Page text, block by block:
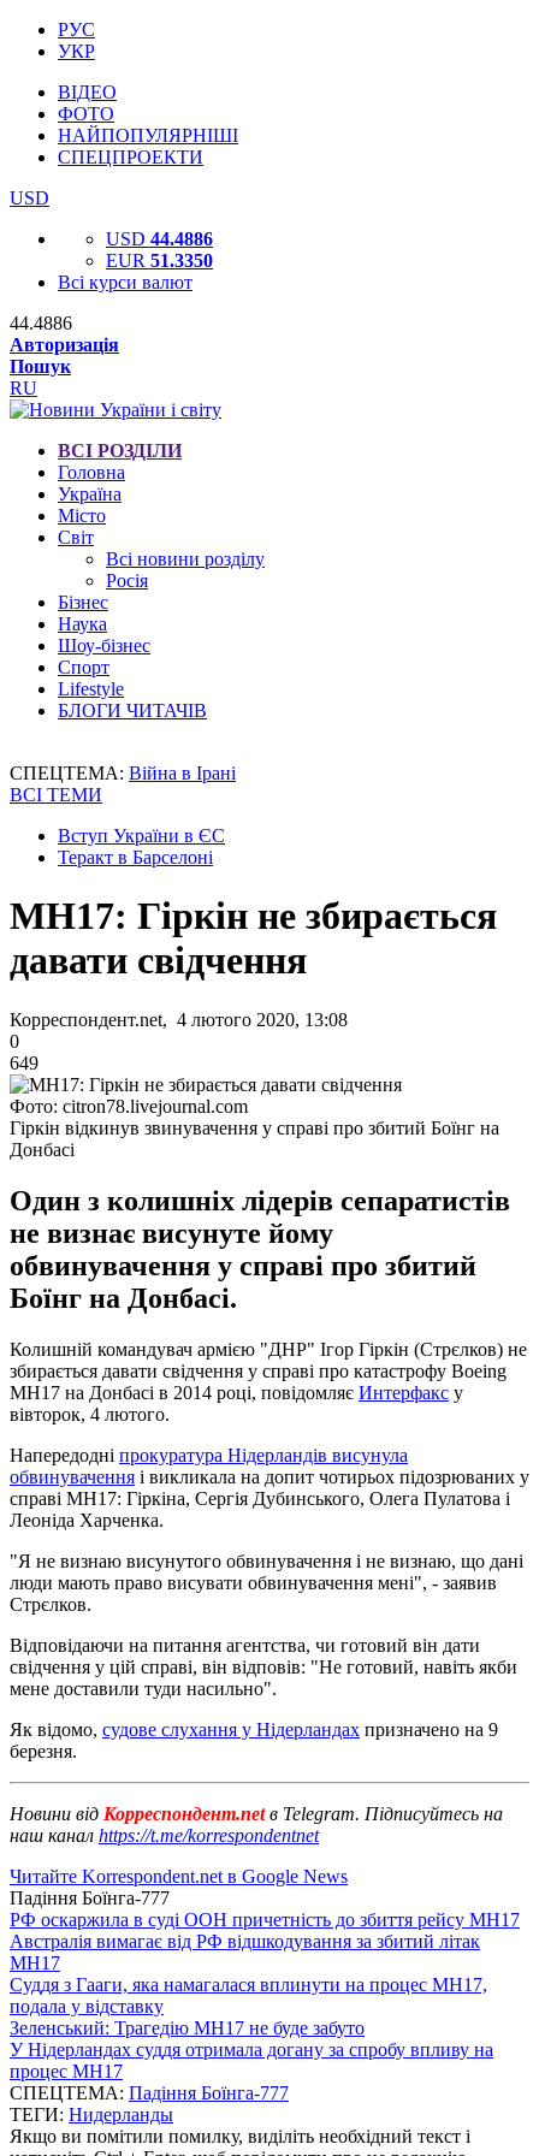
РУС
УКР
ВІДЕО
ФОТО
НАЙПОПУЛЯРНІШІ
СПЕЦПРОЕКТИ
USD
USD 44.4886
EUR 51.3350
Всі курси валют
44.4886
Авторизація
Пошук
RU
ВСІ РОЗДІЛИ
Головна
Україна
Місто
Світ
Всі новини розділу
Росія
Бізнес
Наука
Шоу-бізнес
Спорт
Lifestyle
БЛОГИ ЧИТАЧІВ
СПЕЦТЕМА: Війна в Ірані
ВСІ ТЕМИ
Вступ України в ЄС
Теракт в Барселоні
МН17: Гіркін не збирається
давати свідчення
Корреспондент.net, 4 лютого 2020, 13:08
0
649
Фото: citron78.livejournal.com
Гіркін відкинув звинувачення у справі про збитий Боїнг на
Донбасі
Один з колишніх лідерів сепаратистів
не визнає висунуте йому
обвинувачення у справі про збитий
Боїнг на Донбасі.
Колишній командувач армією "ДНР" Ігор Гіркін (Стрєлков) не
збирається давати свідчення у справі про катастрофу Boeing
MH17 на Донбасі в 2014 році, повідомляє Интерфакс у
вівторок, 4 лютого.
Напередодні прокуратура Нідерландів висунула
обвинувачення і викликала на допит чотирьох підозрюваних у
справі МН17: Гіркіна, Сергія Дубинського, Олега Пулатова і
Леоніда Харченка.
"Я не визнаю висунутого обвинувачення і не визнаю, що дані
люди мають право висувати обвинувачення мені", - заявив
Стрєлков.
Відповідаючи на питання агентства, чи готовий він дати
свідчення у цій справі, він відповів: "Не готовий, навіть якби
мене доставили туди насильно".
Як відомо, судове слухання у Нідерландах призначено на 9
березня.
Новини від Корреспондент.netв Telegram. Підписуйтесь на
наш канал https://t.me/korrespondentnet
Читайте Korrespondent.net в Google News
Падіння Боїнга-777
РФ оскаржила в суді ООН причетність до збиття рейсу MH17
Австралія вимагає від РФ відшкодування за збитий літак
MH17
Суддя з Гааги, яка намагалася вплинути на процес МН17,
подала у відставку
Зеленський: Трагедію MH17 не буде забуто
У Нідерландах суддя отримала догану за спробу впливу на
процес MH17
СПЕЦТЕМА: Падіння Боїнга-777
ТЕГИ: Нидерланды
Якщо ви помітили помилку, виділіть необхідний текст і